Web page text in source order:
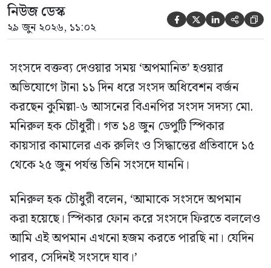
নিউজ ডেস্ক
২৯ জুন ২০২৬, ১১:০২     
সংসদে বক্তব্য দেওয়ার সময় ‘অপমানিত’ হওয়ার
অভিযোগে টানা ১১ দিন ধরে সংসদ অধিবেশন বর্জন
করছেন কুমিল্লা-৬ আসনের বিএনপির সংসদ সদস্য মো.
মনিরুল হক চৌধুরী। গত ১৪ জুন ডেপুটি স্পিকার
কায়সার কামালের এক রুলিং ও সিদ্ধান্তের প্রতিবাদে ১৫
থেকে ২৫ জুন পর্যন্ত তিনি সংসদে যাননি।
মনিরুল হক চৌধুরী বলেন, ‘আমাকে সংসদে অপমান
করা হয়েছে। স্পিকার ফোন করে সংসদে ফিরতে বললেও
আমি এই অপমান এখনো হজম করতে পারছি না। যেদিন
পারব, সেদিনই সংসদে যাব।’